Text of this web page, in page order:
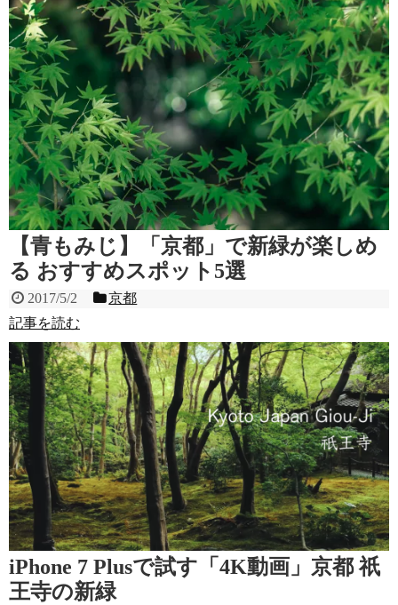
【青もみじ】「京都」で新緑が楽しめ
る おすすめスポット5選
2017/5/2
京都
記事を読む
iPhone 7 Plusで試す「4K動画」京都 祇
王寺の新緑